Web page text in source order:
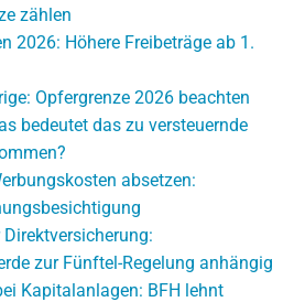
zählen
2026: Höhere Freibeträge ab 1.
Opfergrenze 2026 beachten
bedeutet das zu versteuernde
absetzen:
zur Fünftel-Regelung anhängig
Kapitalanlagen: BFH lehnt